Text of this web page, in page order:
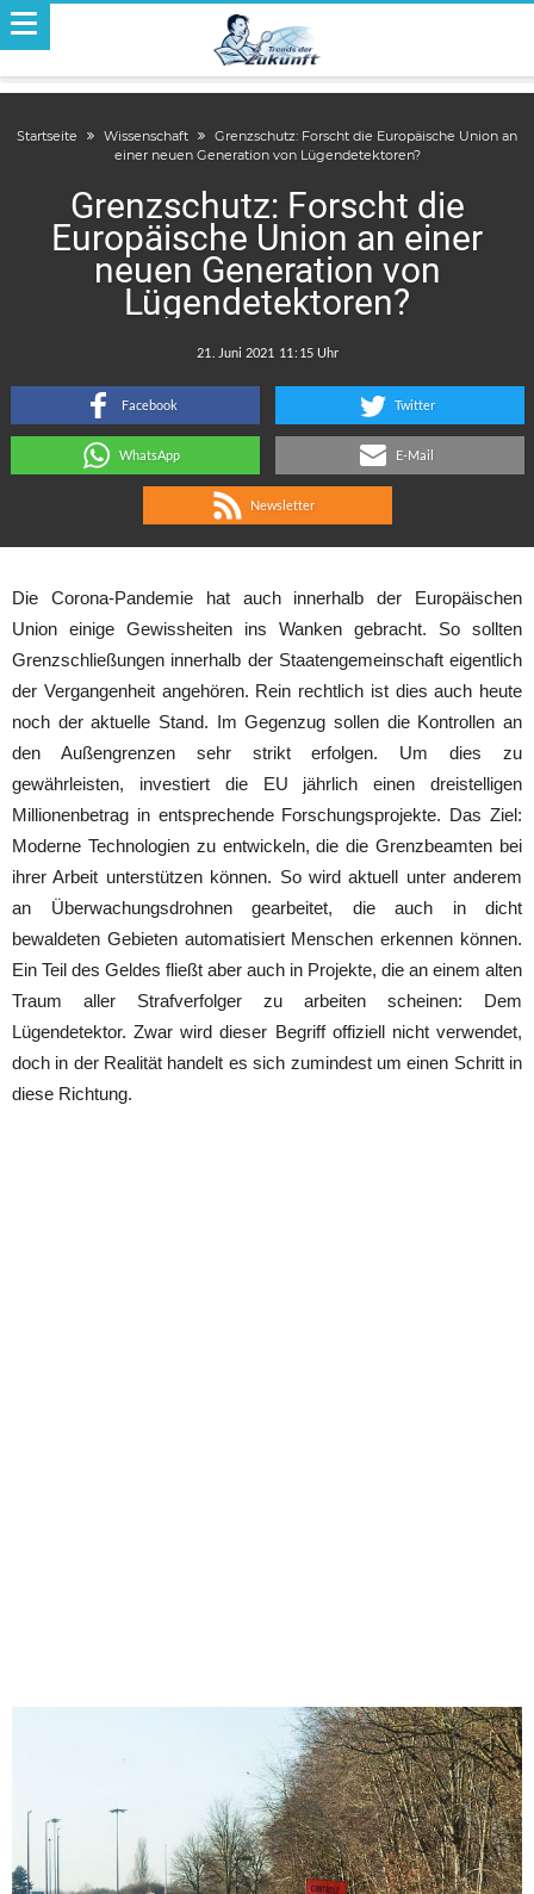
Startseite Wissenschaft
Grenzschutz: Forscht die Europäische Union an
einer neuen Generation von Lügendetektoren?
Grenzschutz: Forscht die
Europäische Union an einer
neuen Generation von
Lügendetektoren?
:
Facebook Twitter
WhatsApp E-Mail
Newsletter
Die Corona-Pandemie hat auch innerhalb der Europäischen
Union einige Gewissheiten ins Wanken gebracht. So sollten
Grenzschließungen innerhalb der Staatengemeinschaft eigentlich
der Vergangenheit angehören. Rein rechtlich ist dies auch heute
noch der aktuelle Stand. Im Gegenzug sollen die Kontrollen an
den Außengrenzen sehr strikt erfolgen. Um dies zu
gewährleisten, investiert die EU jährlich einen dreistelligen
Millionenbetrag in entsprechende Forschungsprojekte. Das Ziel:
Moderne Technologien zu entwickeln, die die Grenzbeamten bei
ihrer Arbeit unterstützen können. So wird aktuell unter anderem
an Überwachungsdrohnen gearbeitet, die auch in dicht
bewaldeten Gebieten automatisiert Menschen erkennen können.
Ein Teil des Geldes fließt aber auch in Projekte, die an einem alten
Traum aller Strafverfolger zu arbeiten scheinen: Dem
Lügendetektor. Zwar wird dieser Begriff offiziell nicht verwendet,
doch in der Realität handelt es sich zumindest um einen Schritt in
diese Richtung.